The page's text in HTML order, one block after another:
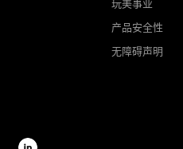
玩美事业
产品安全性
无障碍声明